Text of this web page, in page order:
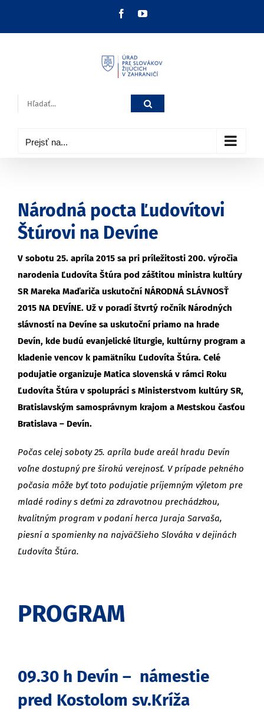
FacebookYouTube
Hľadať:
Prejsť na...
Národná pocta Ľudovítovi
Štúrovi na Devíne
V sobotu 25. apríla 2015 sa pri príležitosti 200. výročia
narodenia Ľudovíta Štúra pod záštitou ministra kultúry
SR Mareka Maďariča uskutoční NÁRODNÁ SLÁVNOSŤ
2015 NA DEVÍNE. Už v poradí štvrtý ročník Národných
slávností na Devíne sa uskutoční priamo na hrade
Devín, kde budú evanjelické liturgie, kultúrny program a
kladenie vencov k pamätníku Ľudovíta Štúra. Celé
podujatie organizuje Matica slovenská v rámci Roku
Ľudovíta Štúra v spolupráci s Ministerstvom kultúry SR,
Bratislavským samosprávnym krajom a Mestskou časťou
Bratislava – Devín.
Počas celej soboty 25. apríla bude areál hradu Devín
voľne dostupný pre širokú verejnosť. V prípade pekného
počasia môže byť toto podujatie príjemným výletom pre
mladé rodiny s deťmi za zdravotnou prechádzkou,
kvalitným program v podaní herca Juraja Sarvaša,
piesní a spomienky na najväčšieho Slováka v dejinách
Ľudovíta Štúra.
PROGRAM
09.30 h Devín – námestie
pred Kostolom sv.Kríža